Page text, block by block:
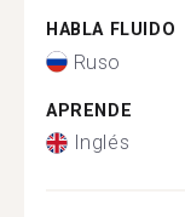
HABLA FLUIDO
Ruso
APRENDE
Inglés